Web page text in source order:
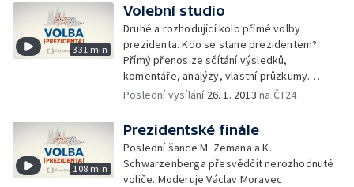
331 min
Volební studio
Druhé a rozhodující kolo přímé volby
prezidenta. Kdo se stane prezidentem?
Přímý přenos ze sčítání výsledků,
komentáře, analýzy, vlastní průzkumy.
Volební studio s Václavem Moravcem,
sympatizantů, sociologů, politologů
a novinářů.
Poslední vysílání 26. 1. 2013 na ČT24
108 min
Prezidentské finále
Poslední šance M. Zemana a K.
Schwarzenberga přesvědčit nerozhodnuté
voliče. Moderuje Václav Moravec